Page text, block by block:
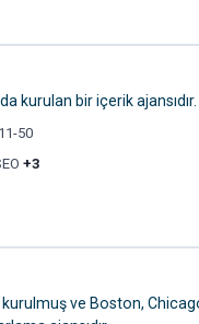
kurulan bir içerik ajansıdır.
11-50
+3
kurulmuş ve Boston,